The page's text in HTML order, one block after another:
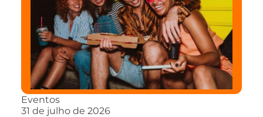
Eventos
31 de julho de 2026